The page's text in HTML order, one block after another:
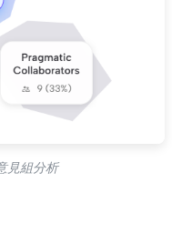
見組分析